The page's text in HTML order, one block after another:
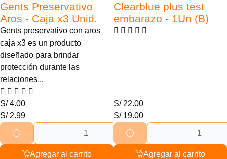
Gents Preservativo
Aros - Caja x3 Unid.
Gents preservativo con aros
caja x3 es un producto
diseñado para brindar
protección durante las
relaciones...
S/4.00
S/2.99
Agregar al carrito
Clearblue plus test
embarazo - 1Un (B)
S/22.00
S/19.00
Agregar al carrito